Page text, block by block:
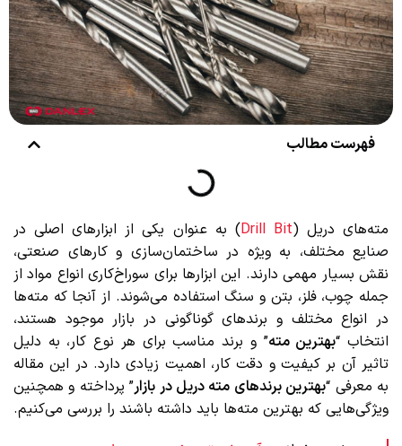
فهرست مطالب
مته‌های دریل (Drill Bit) به عنوان یکی از ابزارهای اصلی در
صنایع مختلف، به ویژه در ساختمان‌سازی و کارهای صنعتی،
نقش بسیار مهمی دارند. این ابزارها برای سوراخ‌کاری انواع مواد از
جمله چوب، فلز، بتن و سنگ استفاده می‌شوند. از آنجا که مته‌ها
در انواع مختلف و برندهای گوناگونی در بازار موجود هستند،
انتخاب “بهترین مته” و برند مناسب برای هر نوع کار، به دلیل
تاثیر آن بر کیفیت و دقت کار، اهمیت زیادی دارد. در این مقاله
به معرفی “بهترین برندهای مته دریل در بازار” پرداخته و همچنین
ویژگی‌هایی که بهترین مته‌ها باید داشته باشند را بررسی می‌کنیم.